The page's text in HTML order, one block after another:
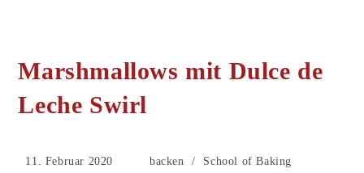
Marshmallows mit Dulce de
Leche Swirl
Beitrag
11. Februar 2020
Beitrags-
backen /
School of Baking